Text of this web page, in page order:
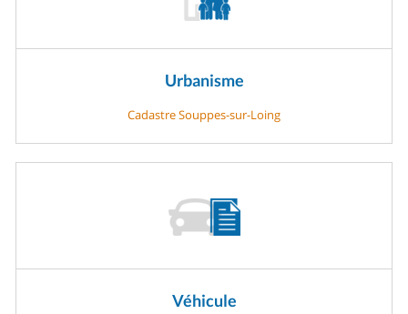
Urbanisme
Cadastre Souppes-sur-Loing
Véhicule